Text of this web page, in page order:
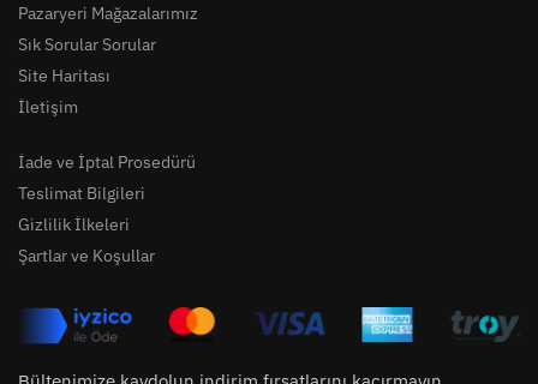
Pazaryeri Mağazalarımız
Sık Sorular Sorular
Site Haritası
İletişim
İade ve İptal Prosedürü
Teslimat Bilgileri
Gizlilik İlkeleri
Şartlar ve Koşullar